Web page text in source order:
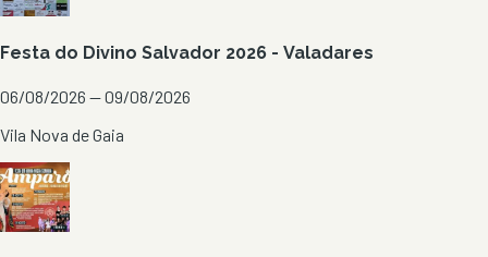
Festa do Divino Salvador 2026 - Valadares
06/08/2026 — 09/08/2026
Vila Nova de Gaia